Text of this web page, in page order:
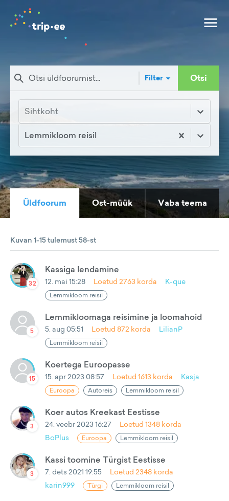
Filter Otsi
Sihtkoht
Lemmikloom reisil
Üldfoorum Ost-müük Vaba teema
Kuvan 1-15 tulemust 58-st
32
Kassiga lendamine
12. mai 15:28 Loetud 2763 korda K-que
Lemmikloom reisil
5
Lemmikloomaga reisimine ja loomahoid
5. aug 05:51 Loetud 872 korda LilianP
Lemmikloom reisil
15
Koertega Euroopasse
15. apr 2023 08:57 Loetud 1613 korda Kasja
Euroopa Autoreis Lemmikloom reisil
3
Koer autos Kreekast Eestisse
24. veebr 2023 16:27 Loetud 1348 korda
BoPlus
Euroopa Lemmikloom reisil
3
Kassi toomine Türgist Eestisse
7. dets 2021 19:55 Loetud 2348 korda
karin999
Türgi Lemmikloom reisil